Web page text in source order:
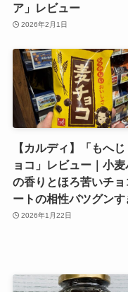
ア」レビュー
2026年2月1日
【カルディ】「もへ
ョコ」レビュー｜小麦
の香りとほろ苦いチョ
ートの相性バツグンす
2026年1月22日